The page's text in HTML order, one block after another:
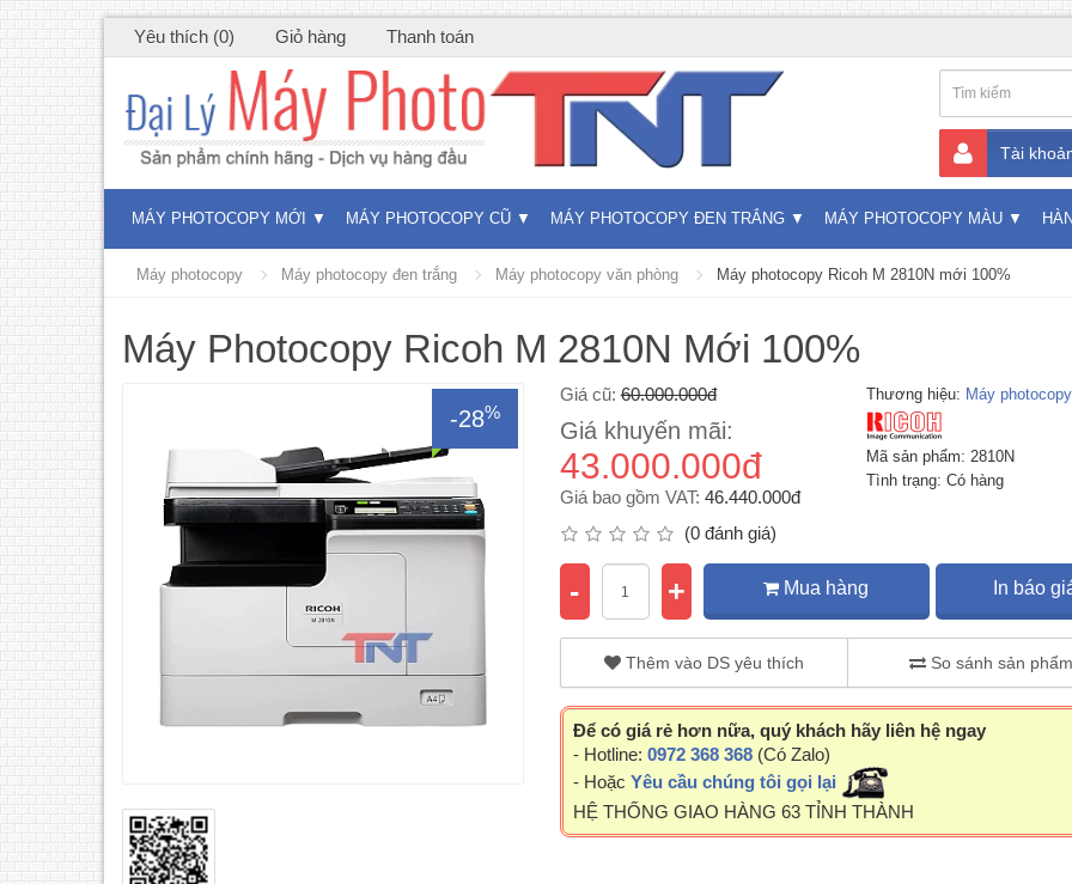
Yêu thích (0) Giỏ hàng Thanh toán
Tài
MÁY PHOTOCOPY MỚI MÁY PHOTOCOPY CŨ MÁY PHOTOCOPY ĐEN TRẮNG MÁY PHOTOCOPY MÀU
Máy photocopy Máy photocopy đen trắng Máy photocopy văn phòng Máy photocopy Ricoh M 2810N mới 100%
Máy Photocopy Ricoh M 2810N Mới 100%
-28%
Giá cũ: 60.000.000đ
Giá khuyến mãi:
43.000.000đ
Giá bao gồm VAT: 46.440.000đ
(0 đánh giá)
Thương hiệu: Máy
Mã sản phẩm: 2810N
Tình trạng: Có hàng
- + Mua hàng In báo
Thêm vào DS yêu thích So sánh sản phẩm
Để có giá rẻ hơn nữa, quý khách hãy liên hệ ngay
- Hotline: 0972 368 368(Có Zalo)
- Hoặc Yêu cầu chúng tôi gọi lại
HỆ THỐNG GIAO HÀNG 63 TỈNH THÀNH